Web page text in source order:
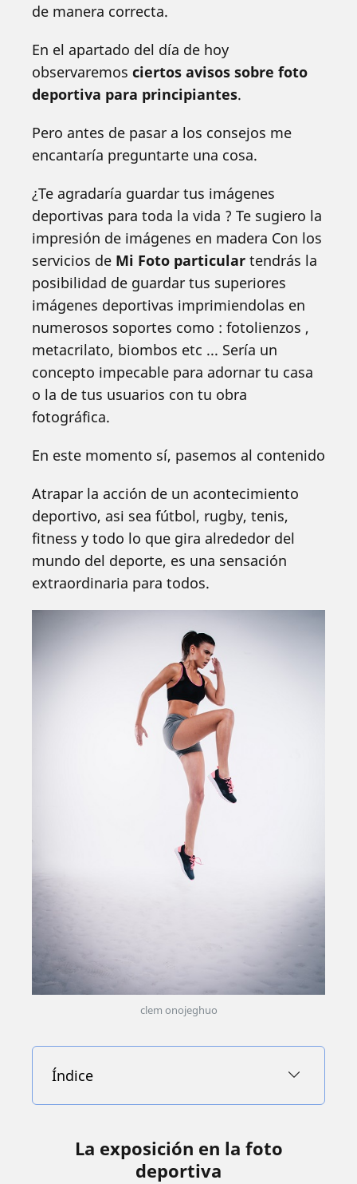
de manera correcta.
En el apartado del día de hoy
observaremos ciertos avisos sobre foto
deportiva para principiantes.
Pero antes de pasar a los consejos me
encantaría preguntarte una cosa.
¿Te agradaría guardar tus imágenes
deportivas para toda la vida ? Te sugiero la
impresión de imágenes en madera Con los
servicios de Mi Foto particular tendrás la
posibilidad de guardar tus superiores
imágenes deportivas imprimiendolas en
numerosos soportes como : fotolienzos ,
metacrilato, biombos etc ... Sería un
concepto impecable para adornar tu casa
o la de tus usuarios con tu obra
fotográfica.
En este momento sí, pasemos al contenido
Atrapar la acción de un acontecimiento
deportivo, asi sea fútbol, rugby, tenis,
fitness y todo lo que gira alrededor del
mundo del deporte, es una sensación
extraordinaria para todos.
clem onojeghuo
Índice
La exposición en la foto
deportiva